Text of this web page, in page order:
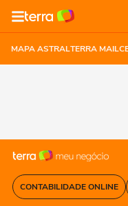
MAPA ASTRALTERRA MAIL
CONTABILIDADE ONLINE